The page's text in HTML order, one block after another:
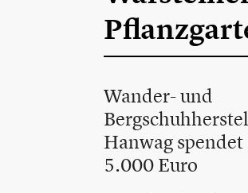
Wander- und
Hanwag spendet
5.000 Euro